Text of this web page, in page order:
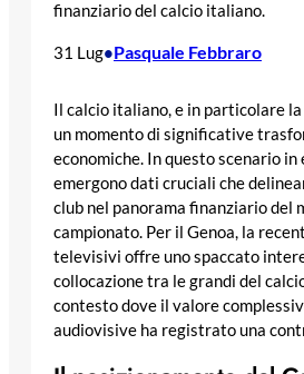
finanziario del calcio italiano.
31 Lug•Pasquale Febbraro
Il calcio italiano, e in particolare
un momento di significative
economiche. In questo scenario in
emergono dati cruciali che
club nel panorama finanziario del
campionato. Per il Genoa, la
televisivi offre uno spaccato
collocazione tra le grandi del
contesto dove il valore
audiovisive ha registrato una